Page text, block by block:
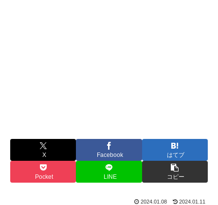
X Facebook はてブ
Pocket LINE コピー
2024.01.08 2024.01.11